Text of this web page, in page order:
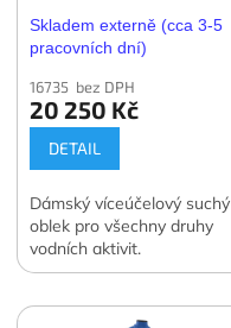
Skladem externě (cca 3-5
pracovních dní)
16735 bez DPH
20 250 Kč
DETAIL
Dámský víceúčelový suchý
oblek pro všechny druhy
vodních aktivit.